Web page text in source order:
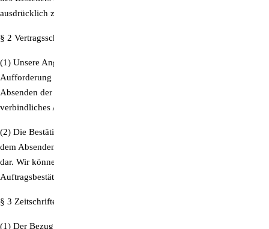
ausdrücklich zu.
§ 2 Vertragsschluss
(1) Unsere Angebote im Internet stellen eine unverbindliche
Aufforderung an den Kunden dar, Waren zu bestellen. Durch das
Absenden der Bestellung auf unserer Website gibt der Kunde ein
verbindliches Angebot auf Vertragsschluss ab.
(2) Die Bestätigung des Eingangs der Bestellung folgt unmittelbar nach
dem Absenden der Bestellung und stellt noch keine Vertragsannahme
dar. Wir können Ihre Bestellung durch Versand einer
Auftragsbestätigung per E-Mail innerhalb von 2 Tagen annehmen.
§ 3 Zeitschriften-Abo
(1) Der Bezug von Abos erfolgt im Rahmen eines Jahresabonnements.